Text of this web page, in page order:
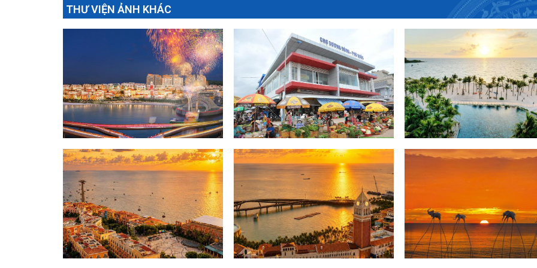
THƯ VIỆN ẢNH KHÁC
pháo hoa chợ Dương Đông
Bãi Khem Phú Quốc – Thiên
du lịch tại đảo “Ngọc”
Hoàng hôn Phú Quốc Hoàng Hôn Phú Quốc Nam đảo Phú Quốc